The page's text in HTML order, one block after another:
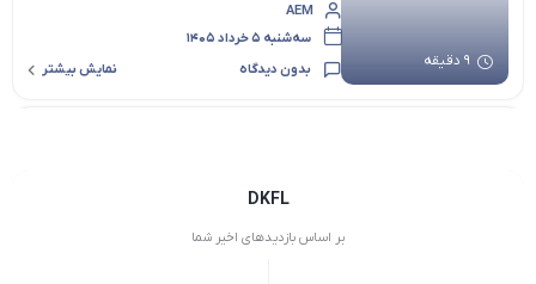
9 دقیقه
AEM
سه‌شنبه 5 خرداد 1405
بدون دیدگاه
نمایش بیشتر
بدون دیدگاه
DKFL
بر اساس بازدیدهای اخیر شما